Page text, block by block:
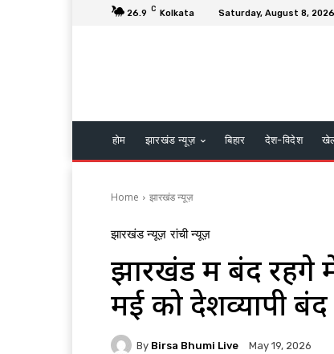
26.9 C Kolkata Saturday, August 8, 2026
होम झारखंड न्यूज़ बिहार देश-विदेश
Home झारखंड न्यूज़
झारखंड न्यूज़ रांची न्यूज़
झारखंड में बंद रहेंगे
मई को देशव्यापी बंद
By Birsa Bhumi Live May 19, 2026